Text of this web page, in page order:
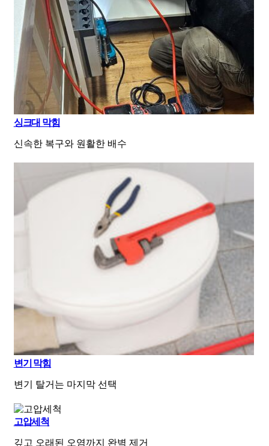
싱크대 막힘
신속한 복구와 원활한 배수
변기 막힘
변기 탈거는 마지막 선택
고압세척
깊고 오래된 오염까지 완벽 제거